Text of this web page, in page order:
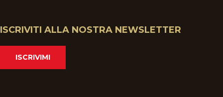
ISCRIVITI ALLA NOSTRA NEWSLETTER
ISCRIVIMI